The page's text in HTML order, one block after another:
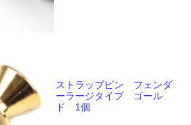
ストラップピン フェンダ
ーラージタイプ ゴール
ド 1個